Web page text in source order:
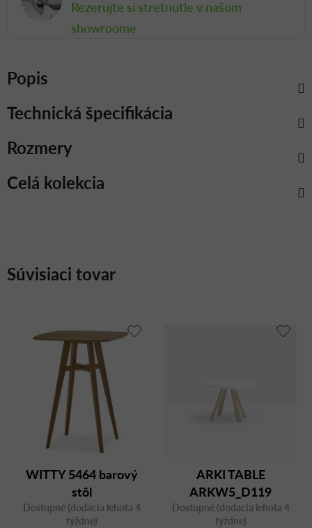
Rezerujte si stretnutie v našom
showroome
Popis
Celá kolekcia
Rozmery
Technická špecifikácia
Súvisiaci tovar
WITTY 5464 barový
stôl
Dostupné (dodacia lehota 4
týždne)
ARKI TABLE
ARKW5_D119
Dostupné (dodacia lehota 4
týždne)